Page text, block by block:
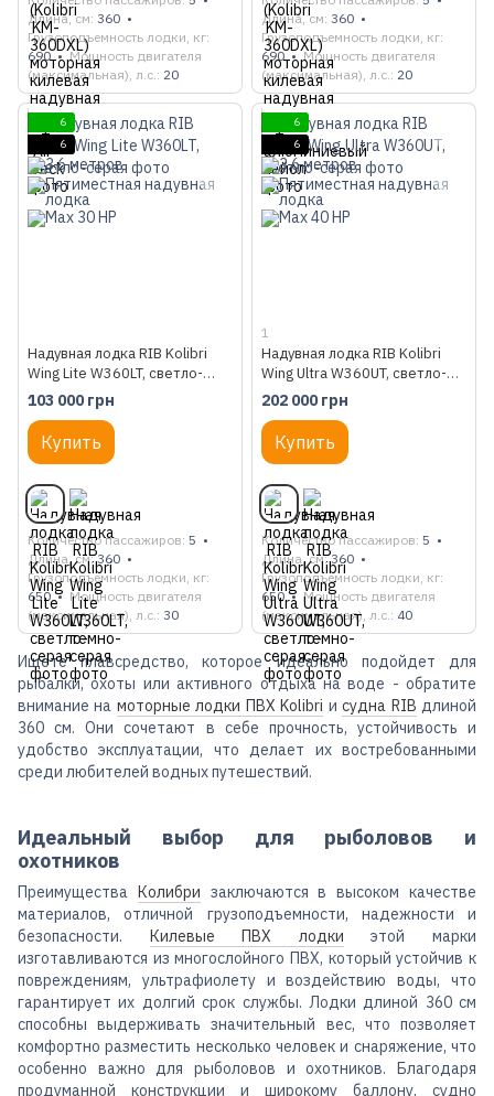
Длина, см 360
Грузоподъемность лодки, кг
690
Мощность двигателя
(максимальная), л.с. 20
Длина, см 360
Грузоподъемность лодки, кг
690
Мощность двигателя
(максимальная), л.с. 20
6
6
Надувная лодка RIB Kolibri
Wing Lite W360LT, светло-
серая
103 000 грн
Купить
Количество пассажиров 5
Длина, см 360
Грузоподъемность лодки, кг
650
Мощность двигателя
(максимальная), л.с. 30
6
6
1
Надувная лодка RIB Kolibri
Wing Ultra W360UT, светло-
серая
202 000 грн
Купить
Количество пассажиров 5
Длина, см 360
Грузоподъемность лодки, кг
650
Мощность двигателя
(максимальная), л.с. 40
Ищете плавсредство, которое идеально подойдет для
рыбалки, охоты или активного отдыха на воде - обратите
внимание на моторные лодки ПВХ Kolibri исудна RIB длиной
360 см. Они сочетают в себе прочность, устойчивость и
удобство эксплуатации, что делает их востребованными
среди любителей водных путешествий.
Идеальный выбор для рыболовов и
охотников
Преимущества Колибри заключаются в высоком качестве
материалов, отличной грузоподъемности, надежности и
безопасности. Килевые ПВХ лодки этой марки
изготавливаются из многослойного ПВХ, который устойчив к
повреждениям, ультрафиолету и воздействию воды, что
гарантирует их долгий срок службы. Лодки длиной 360 см
способны выдерживать значительный вес, что позволяет
комфортно разместить несколько человек и снаряжение, что
особенно важно для рыболовов и охотников. Благодаря
продуманной конструкции и широкому баллону, судно